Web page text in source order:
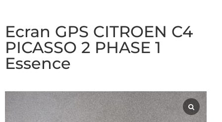
Ecran GPS CITROEN C4
PICASSO 2 PHASE 1
Essence